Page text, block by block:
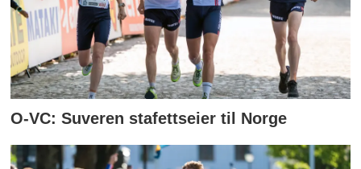
O-VC: Suveren stafettseier til Norge